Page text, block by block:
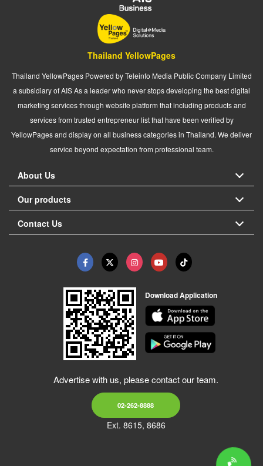
Thailand YellowPages
Thailand YellowPages Powered by Teleinfo Media Public Company Limited
a subsidiary of AIS As a leader who never stops developing the best digital
marketing services through website platform that including products and
services from trusted entrepreneur list that have been verified by
YellowPages and display on all business categories in Thailand. We deliver
service beyond expectation from professional team.
About Us
Our products
Contact Us
Download Application
Advertise with us, please contact our team.
02-262-8888
Ext. 8615, 8686